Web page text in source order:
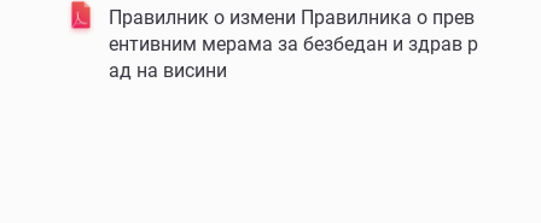
Правилник о измени Правилника о прев
ентивним мерама за безбедан и здрав р
ад на висини